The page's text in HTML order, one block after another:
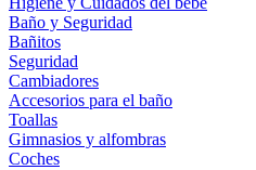
Baño y Seguridad
Bañitos
Seguridad
Cambiadores
Accesorios para el baño
Toallas
Gimnasios y alfombras
Coches